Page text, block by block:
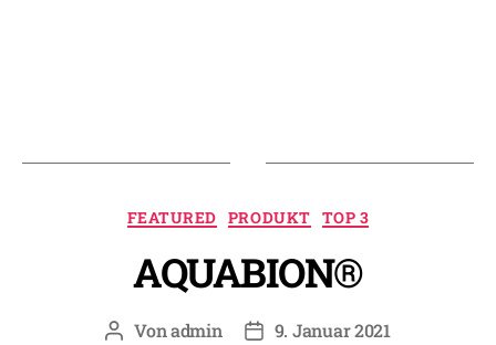
Kategorien
FEATURED PRODUKT TOP 3
AQUABION®
Beitragsautor
Vonadmin Beitragsdatum
9. Januar 2021